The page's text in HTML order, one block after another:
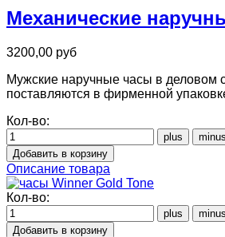
Механические
3200,00 руб
Мужские наручные часы в деловом
поставляются в фирменной
Кол-во:
Описание товара
Кол-во: